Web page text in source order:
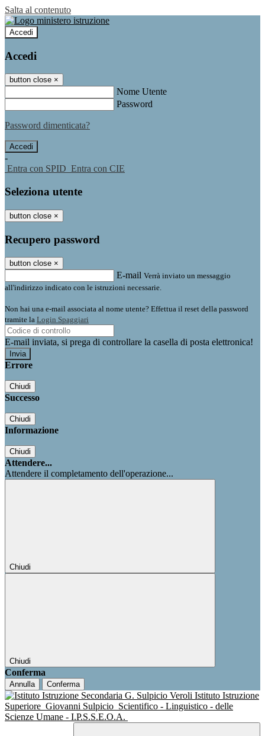
Salta al contenuto
Accedi
Accedi
button close ×
Nome Utente
Password
Password dimenticata?
-
Entra con SPID Entra con CIE
Seleziona utente
button close ×
Recupero password
button close ×
E-mail Verrà inviato un messaggio
all'indirizzo indicato con le istruzioni necessarie.
Non hai una e-mail associata al nome utente? Effettua il reset della password
tramite la Login Spaggiari
E-mail inviata, si prega di controllare la casella di posta elettronica!
Errore
Chiudi
Successo
Chiudi
Informazione
Chiudi
Attendere...
Attendere il completamento dell'operazione...
Chiudi
Chiudi
Conferma
Annulla Conferma
Istituto Istruzione
Superiore Giovanni Sulpicio Scientifico - Linguistico - delle
Scienze Umane - I.P.S.S.E.O.A.